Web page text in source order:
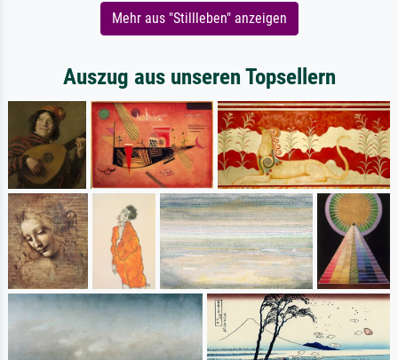
Mehr aus "Stillleben" anzeigen
Auszug aus unseren Topsellern